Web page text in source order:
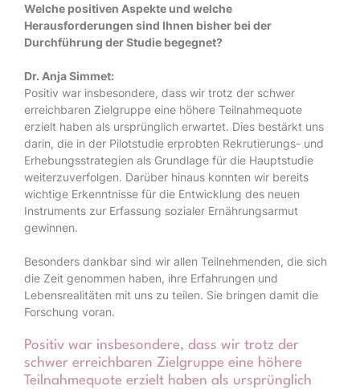
Welche positiven Aspekte und welche
Herausforderungen sind Ihnen bisher bei der
Durchführung der Studie begegnet?
Dr. Anja Simmet:
Positiv war insbesondere, dass wir trotz der schwer
erreichbaren Zielgruppe eine höhere Teilnahmequote
erzielt haben als ursprünglich erwartet. Dies bestärkt uns
darin, die in der Pilotstudie erprobten Rekrutierungs- und
Erhebungsstrategien als Grundlage für die Hauptstudie
weiterzuverfolgen. Darüber hinaus konnten wir bereits
wichtige Erkenntnisse für die Entwicklung des neuen
Instruments zur Erfassung sozialer Ernährungsarmut
gewinnen.
Besonders dankbar sind wir allen Teilnehmenden, die sich
die Zeit genommen haben, ihre Erfahrungen und
Lebensrealitäten mit uns zu teilen. Sie bringen damit die
Forschung voran.
Positiv war insbesondere, dass wir trotz der
schwer erreichbaren Zielgruppe eine höhere
Teilnahmequote erzielt haben als ursprünglich